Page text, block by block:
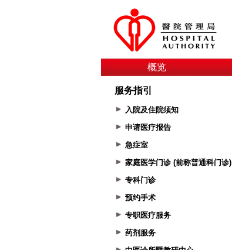
概览
服务指引
入院及住院须知
申请医疗报告
急症室
家庭医学门诊 (前称普通科门诊)
专科门诊
预约手术
专职医疗服务
药剂服务